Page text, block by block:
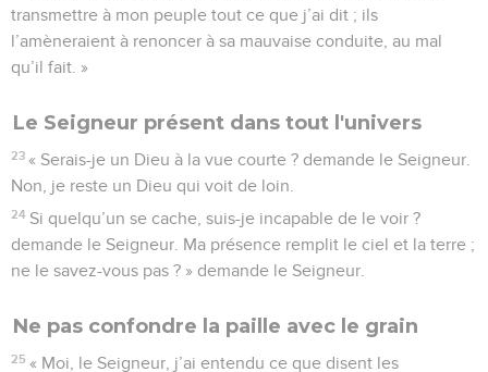
transmettre à mon peuple tout ce que j’ai dit ; ils
l’amèneraient à renoncer à sa mauvaise conduite, au mal
qu’il fait. »
Le Seigneur présent dans tout l'univers
23 « Serais-je un Dieu à la vue courte ? demande le Seigneur.
Non, je reste un Dieu qui voit de loin.
24 Si quelqu’un se cache, suis-je incapable de le voir ?
demande le Seigneur. Ma présence remplit le ciel et la terre ;
ne le savez-vous pas ? » demande le Seigneur.
Ne pas confondre la paille avec le grain
25 « Moi, le Seigneur, j’ai entendu ce que disent les